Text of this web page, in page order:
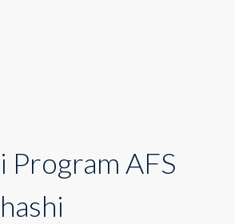
Program AFS